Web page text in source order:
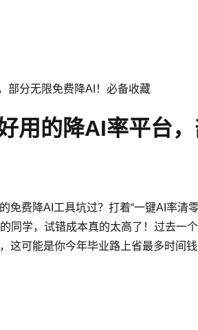
部分无限免费降AI！必备收藏
用的降AI率平台
费降AI工具坑过？打着“一键AI率清
同学，试错成本真的太高了！过去
这可能是你今年毕业路上省最多时间